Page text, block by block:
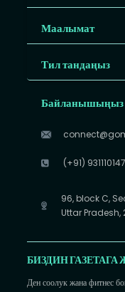
Маалымат
Тил тандаңыз
Байланышыңыз
(+91)
96, block C,
Uttar Pradesh,
БИЗДИН
Ден соолук жана фитнес